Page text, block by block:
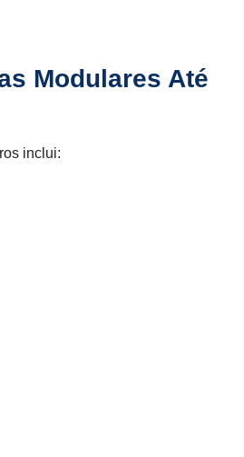
Modulares Até
inclui: